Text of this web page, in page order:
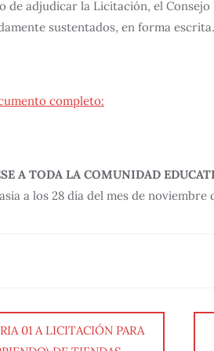
de adjudicar la Licitación, el
sustentados, en forma escrita.
completo:
A TODA LA COMUNIDAD
a los 28 día del mes de noviembre
01 A LICITACIÓN PARA